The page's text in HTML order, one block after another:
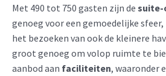
Met 490 tot 750 gasten zijn de suite-
genoeg voor een gemoedelijke
het bezoeken van ook de kleinere
groot genoeg om volop ruimte te
aanbod aan faciliteiten, waaronder